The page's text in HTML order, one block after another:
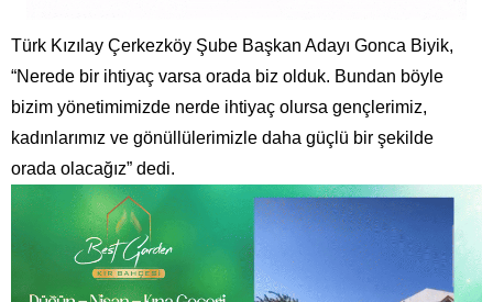
Türk Kızılay Çerkezköy Şube Başkan Adayı Gonca Biyik,
“Nerede bir ihtiyaç varsa orada biz olduk. Bundan böyle
bizim yönetimimizde nerde ihtiyaç olursa gençlerimiz,
kadınlarımız ve gönüllülerimizle daha güçlü bir şekilde
orada olacağız” dedi.